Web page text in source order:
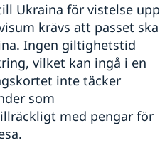
Ukraina för vistelse upp
krävs att passet ska
Ingen giltighetstid
vilket kan ingå i en
inte täcker
som
med pengar för